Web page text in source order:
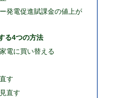
発電促進賦課金の値上が
る4つの方法
電に買い替える
す
直す